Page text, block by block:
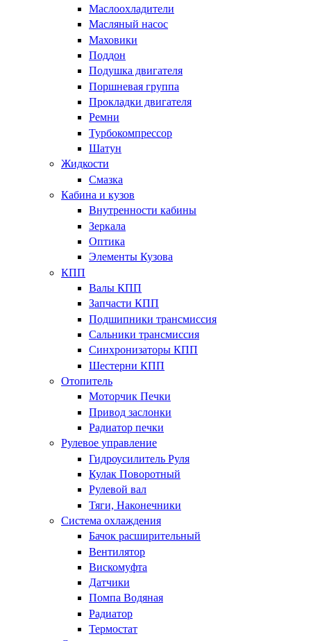
Маслоохладители
Масляный насос
Маховики
Поддон
Подушка двигателя
Поршневая группа
Прокладки двигателя
Ремни
Турбокомпрессор
Шатун
Жидкости
Смазка
Кабина и кузов
Внутренности кабины
Зеркала
Оптика
Элементы Кузова
КПП
Валы КПП
Запчасти КПП
Подшипники трансмиссия
Сальники трансмиссия
Синхронизаторы КПП
Шестерни КПП
Отопитель
Моторчик Печки
Привод заслонки
Радиатор печки
Рулевое управление
Гидроусилитель Руля
Кулак Поворотный
Рулевой вал
Тяги, Наконечники
Система охлаждения
Бачок расширительный
Вентилятор
Вискомуфта
Датчики
Помпа Водяная
Радиатор
Термостат